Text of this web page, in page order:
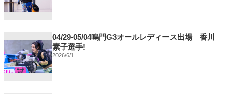
04/29-05/04鳴門G3オールレディース出場 香川
素子選手!
2026/6/1